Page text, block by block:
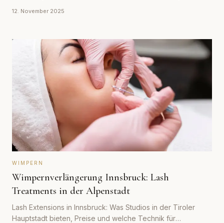
12. November 2025
WIMPERN
Wimpernverlängerung Innsbruck: Lash
Treatments in der Alpenstadt
Lash Extensions in Innsbruck: Was Studios in der Tiroler
Hauptstadt bieten, Preise und welche Technik für